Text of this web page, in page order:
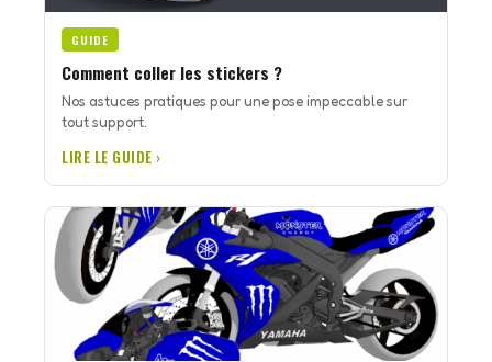
GUIDE
Comment coller les stickers ?
Nos astuces pratiques pour une pose impeccable sur
tout support.
LIRE LE GUIDE ›